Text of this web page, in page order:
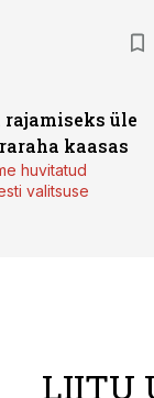
üle
kaasas
huvitatud
valitsuse
LIITU